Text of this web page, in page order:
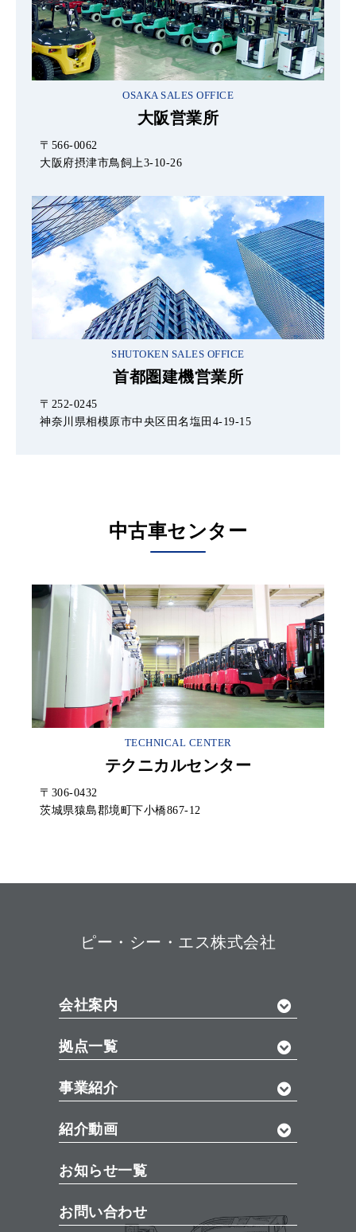
OSAKA SALES OFFICE
大阪営業所
〒566-0062
大阪府摂津市鳥飼上3-10-26
SHUTOKEN SALES OFFICE
首都圏建機営業所
〒252-0245
神奈川県相模原市中央区田名塩田4-19-15
中古車センター
TECHNICAL CENTER
テクニカルセンター
〒306-0432
茨城県猿島郡境町下小橋867-12
ピー・シー・エス株式会社
会社案内
拠点一覧
事業紹介
紹介動画
お知らせ一覧
お問い合わせ